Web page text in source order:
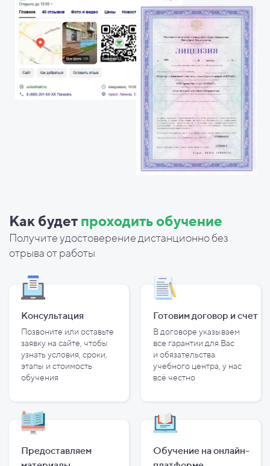
Как будет проходить обучение
Получите удостоверение дистанционно без
отрыва от работы
Консультация
Позвоните или оставьте
заявку на сайте, чтобы
узнать условия, сроки,
этапы и стоимость
обучения
Готовим договор и счет
В договоре указываем
все гарантии для Вас
и обязательства
учебного центра, у нас
всё честно
Предоставляем
Обучение на онлайн-